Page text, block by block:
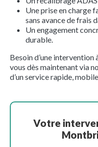
Une prise en charge
sans avance de frais
Un engagement
durable.
Besoin d’une
vous dès maintenant via
d’un service rapide,
Votre